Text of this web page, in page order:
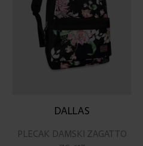
DALLAS
PLECAK DAMSKI ZAGATTO